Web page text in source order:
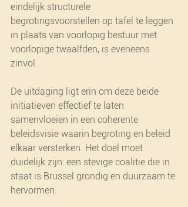
eindelijk structurele
begrotingsvoorstellen op tafel te leggen
in plaats van voorlopig bestuur met
voorlopige twaalfden, is eveneens
zinvol.
De uitdaging ligt erin om deze beide
initiatieven effectief te laten
samenvloeien in een coherente
beleidsvisie waarin begroting en beleid
elkaar versterken. Het doel moet
duidelijk zijn: een stevige coalitie die in
staat is Brussel grondig en duurzaam te
hervormen.